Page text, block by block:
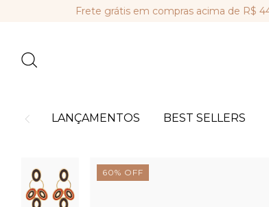
Frete grátis em compras acima de R$ 449,00.
LANÇAMENTOS BEST SELLERS
60% OFF